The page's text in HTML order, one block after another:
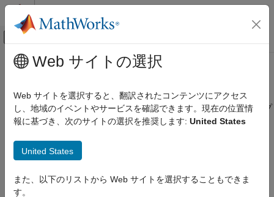
コンテンツへスキップ
オフキャンバス ナビゲーション メ
ドキュメンテーションのホーム
Predictive Maintenance Toolbox
状態インジケーターの設計
relativeEntropy
項目一覧
メインコンテンツ
relativeEntropy
クラスの分離可能性を測定する、2 つの独立したデータ グループ
の 1 次元カルバック・ライブラー ダイバージェンス
ページ内をすべて折りたたむ
構文
Z = relativeEntropy(X,I)
Web サイトの選択
Web サイトを選択すると、翻訳されたコンテンツにアクセス
し、地域のイベントやサービスを確認できます。現在の位置情
報に基づき、次のサイトの選択を推奨します: United States
United States
また、以下のリストから Web サイトを選択することもできま
す。